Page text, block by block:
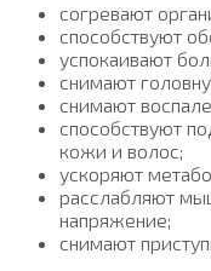
согревают
способствуют
успокаивают
снимают
снимают
способствуют
кожи и волос;
ускоряют
расслабляют
напряжение;
снимают